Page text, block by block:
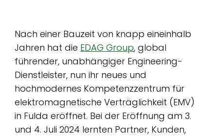
Nach einer Bauzeit von knapp eineinhalb
Jahren hat die EDAG Group, global
führender, unabhängiger Engineering-
Dienstleister, nun ihr neues und
hochmodernes Kompetenzzentrum für
elektromagnetische Verträglichkeit (EMV)
in Fulda eröffnet. Bei der Eröffnung am 3.
und 4. Juli 2024 lernten Partner, Kunden,